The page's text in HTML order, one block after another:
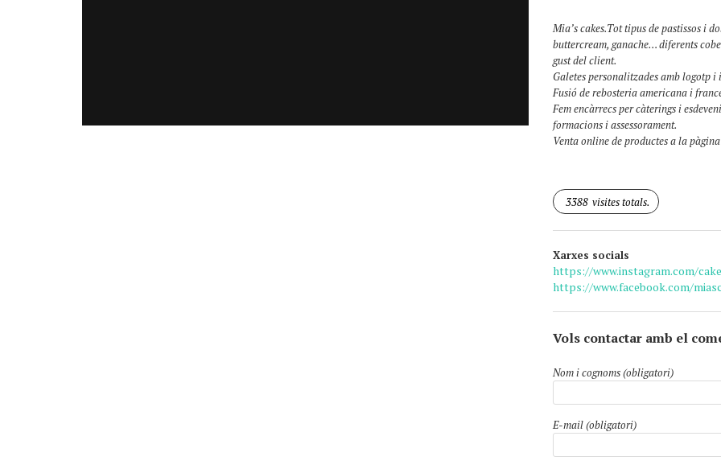
Mia’s cakes.Tot tipus de pastissos i
buttercream, ganache… diferents
gust del client.
Galetes personalitzades amb logotp
Fusió de rebosteria americana i
Fem encàrrecs per càterings i
formacions i assessorament.
Venta online de productes a la
3388 visites totals.
Xarxes socials
https://www.instagram.com/
https://www.facebook.com/
Vols contactar amb el
Nom i cognoms (obligatori)
E-mail (obligatori)